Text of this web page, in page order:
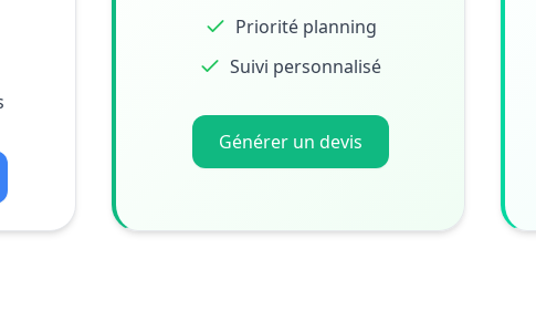
Priorité planning
Suivi personnalisé
Générer un devis